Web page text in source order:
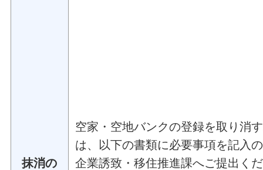
抹消の
空家・空地バンクの登録を取り消
は、以下の書類に必要事項を記入
企業誘致・移住推進課へご提出く